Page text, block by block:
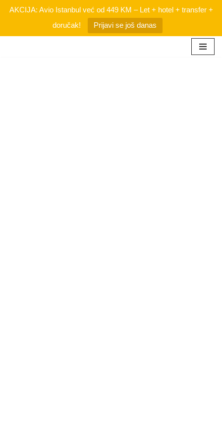
AKCIJA: Avio Istanbul već od 449 KM – Let + hotel + transfer +
doručak!
Prijavi se još danas